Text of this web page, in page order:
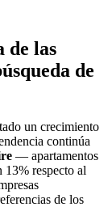
de las
de
un crecimiento
continúa
— apartamentos
respecto al
de los